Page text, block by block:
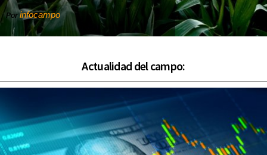
Porinfocampo
Actualidad del campo: